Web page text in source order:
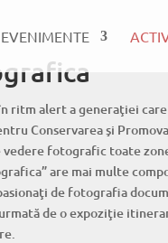
EVENIMENTE
ritm alert a generaţiei
Conservarea şi
vedere fotografic toate
are mai multe
de fotografia
de o expoziţie